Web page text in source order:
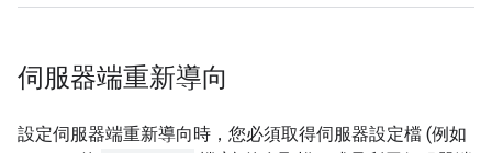
伺服器端重新導向
設定伺服器端重新導向時，您必須取得伺服器設定檔 (例如